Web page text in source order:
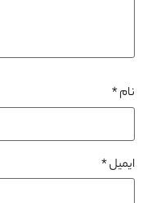
نام*
ایمیل*